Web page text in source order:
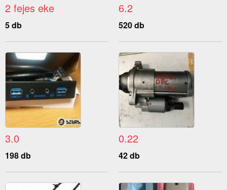
2 fejes eke
5 db
6.2
520 db
3.0
198 db
0.22
42 db